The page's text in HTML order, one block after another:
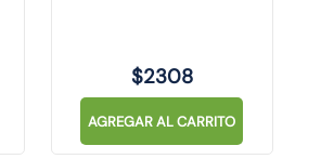
$2308
AGREGAR AL CARRITO